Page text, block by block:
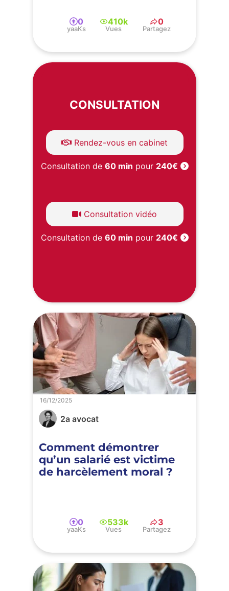
0
yaaKs
410k
Vues
0
Partagez
CONSULTATION
Rendez-vous en cabinet
Consultation de 60 min pour 240€
Consultation vidéo
Consultation de 60 min pour 240€
2a avocat
Comment démontrer
qu’un salarié est victime
de harcèlement moral ?
16/12/2025
0
yaaKs
533k
Vues
3
Partagez